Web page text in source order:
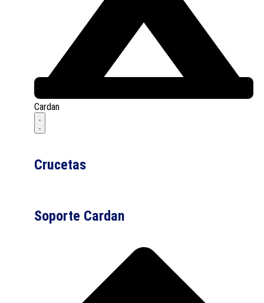
Cardan
Crucetas
Soporte Cardan